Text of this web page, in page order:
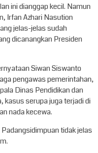
ini dianggap kecil. Namun
Irfan Azhari Nasution
jelas-jelas sudah
dicanangkan Presiden
Siwan Siswanto
pengawas pemerintahan,
Dinas Pendidikan dan
kasus serupa juga terjadi di
nada kecewa.
tidak jelas